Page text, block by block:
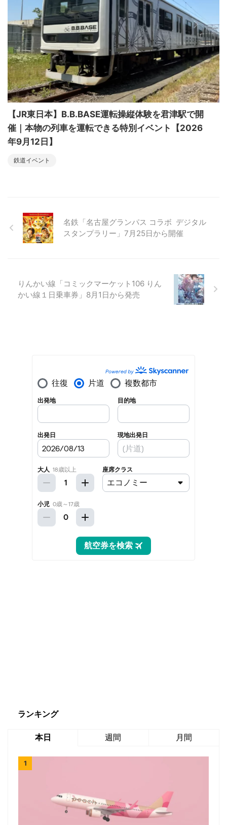
【JR東日本】B.B.BASE運転操縦体験を君津駅で開
催｜本物の列車を運転できる特別イベント【2026
年9月12日】
鉄道イベント
名鉄「名古屋グランパス コラボ デジタル
スタンプラリー」7月25日から開催
りんかい線「コミックマーケット106 りん
かい線１日乗車券」8月1日から発売
ランキング
本日 週間 月間